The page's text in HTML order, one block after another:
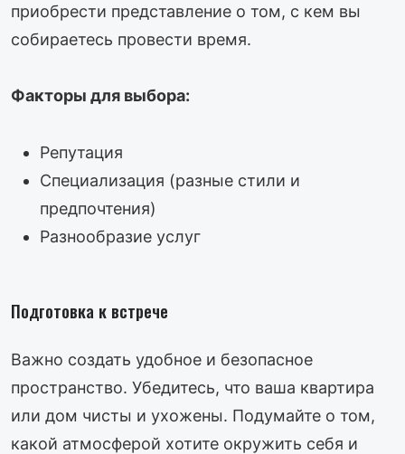
приобрести представление о том, с кем вы
собираетесь провести время.
Факторы для выбора:
Репутация
Специализация (разные стили и
предпочтения)
Разнообразие услуг
Подготовка к встрече
Важно создать удобное и безопасное
пространство. Убедитесь, что ваша квартира
или дом чисты и ухожены. Подумайте о том,
какой атмосферой хотите окружить себя и